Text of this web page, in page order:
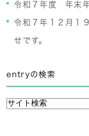
令和７年度 年末年
令和７年１２月１
せです。
entryの検索